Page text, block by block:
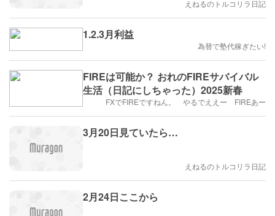
えねるのトルコリラ日記
1.2.3月利益
為替で塾代稼ぎたい!
FIREは可能か？ おれのFIREサバイバル
生活（日記にしちゃった）2025新春
FXでFIREですねん。 やるでええー FIREあー
3月20日見ていたら…
えねるのトルコリラ日記
2月24日ここから